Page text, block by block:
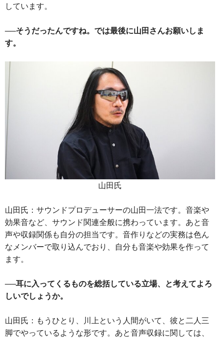
しています。
──そうだったんですね。では最後に山田さんお願いしま
す。
山田氏
山田氏：サウンドプロデューサーの山田一法です。音楽や
効果音など、サウンド関連全般に携わっています。あと音
声や収録関係も自分の担当です。音作りなどの実務は色ん
なメンバーで取り込んでおり、自分も音楽や効果を作って
ます。
──耳に入ってくるものを総括している立場、と考えてよろ
しいでしょうか。
山田氏：もうひとり、川上という人間がいて、彼と二人三
脚でやっているような形です。あと音声収録に関しては、